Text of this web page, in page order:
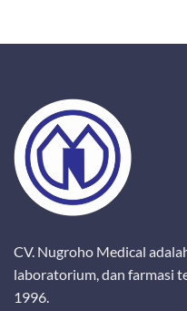
CV. Nugroho Medical
laboratorium, dan farmasi
1996.